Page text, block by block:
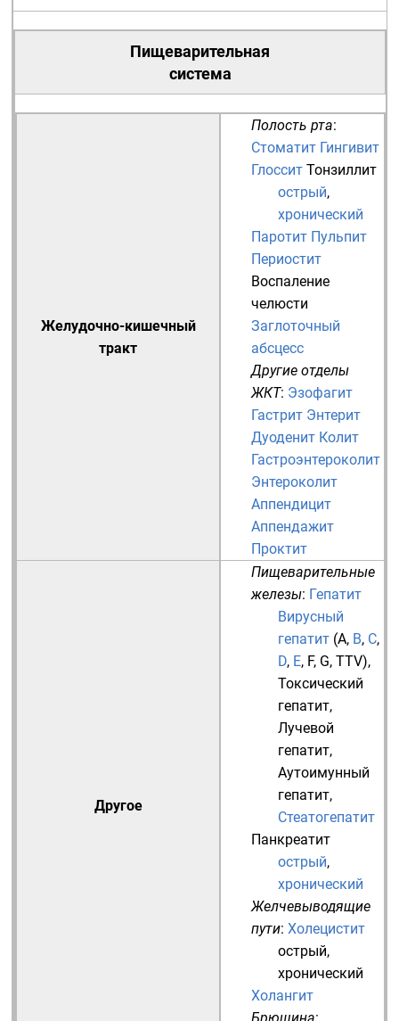
Пищеварительная
система
Желудочно-кишечный
тракт
Полость рта:
Стоматит Гингивит
Глоссит Тонзиллит
острый,
хронический
Паротит Пульпит
Периостит
Воспаление
челюсти
Заглоточный
абсцесс
Другие отделы
ЖКТ: Эзофагит
Гастрит Энтерит
Дуоденит Колит
Гастроэнтероколит
Энтероколит
Аппендицит
Аппендажит
Проктит
Другое
Пищеварительные
железы: Гепатит
Вирусный
гепатит (A, B, C,
D, E, F, G, TTV),
Токсический
гепатит,
Лучевой
гепатит,
Аутоимунный
гепатит,
Стеатогепатит
Панкреатит
острый,
хронический
Желчевыводящие
пути: Холецистит
острый,
хронический
Холангит